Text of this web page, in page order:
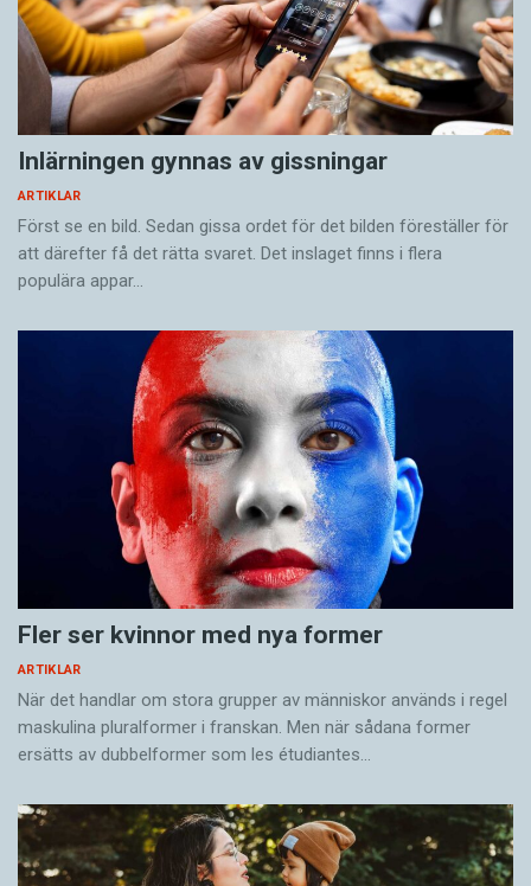
Inlärningen gynnas av gissningar
ARTIKLAR
Först se en bild. Sedan gissa ordet för det bilden föreställer för
att därefter få det rätta svaret. Det inslaget finns i flera
populära appar…
Fler ser kvinnor med nya former
ARTIKLAR
När det handlar om stora grupper av människor används i regel
maskulina pluralformer i franskan. Men när sådana ­former
ersätts av dubbel­former som les étudiantes…